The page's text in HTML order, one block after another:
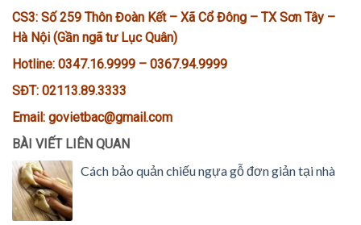
CS3: Số 259 Thôn Đoàn Kết – Xã Cổ Đông – TX Sơn Tây –
Hà Nội (Gần ngã tư Lục Quân)
Hotline: 0347.16.9999 – 0367.94.9999
SĐT: 02113.89.3333
Email: govietbac@gmail.com
BÀI VIẾT LIÊN QUAN
Cách bảo quản chiếu ngựa gỗ đơn giản tại nhà